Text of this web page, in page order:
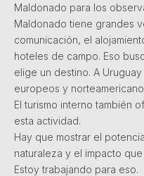
Maldonado para los
Maldonado tiene grandes
comunicación, el
hoteles de campo. Eso
elige un destino. A
europeos y
El turismo interno también
esta actividad.
Hay que mostrar el
naturaleza y el impacto
Estoy trabajando para eso.